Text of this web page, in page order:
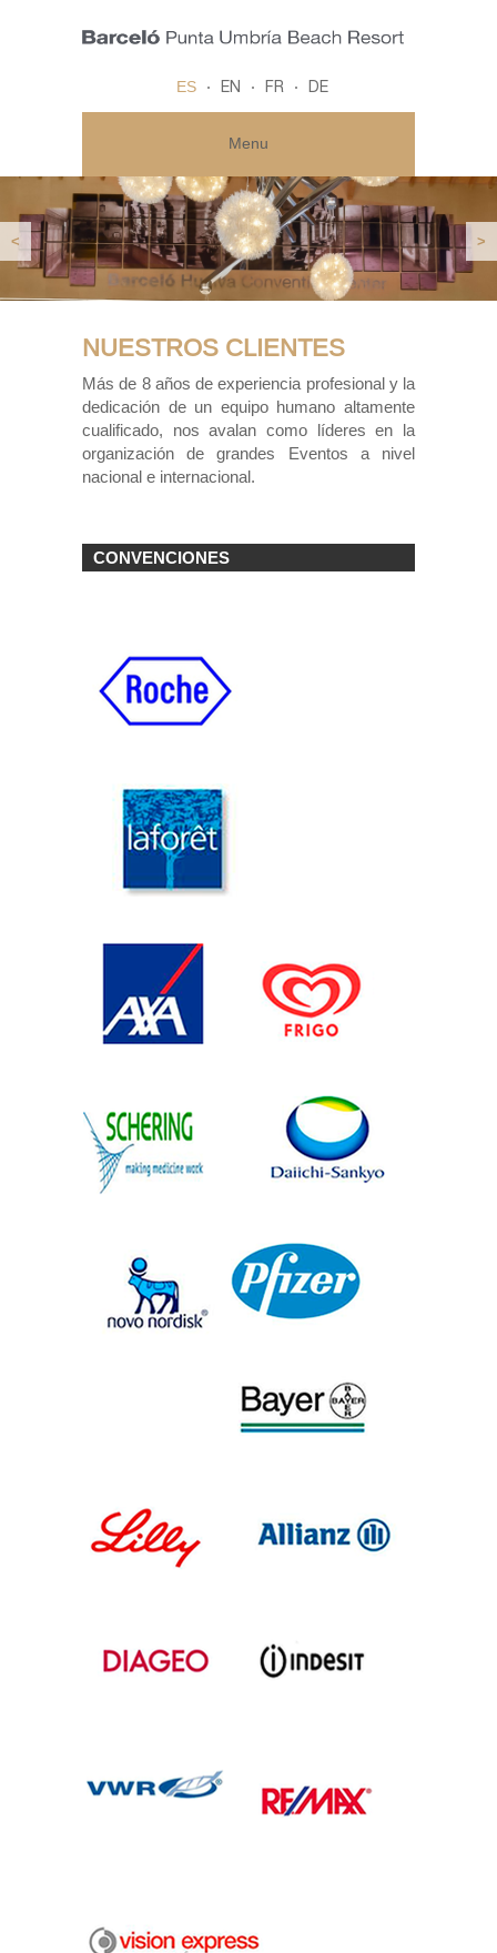
ES EN FR DE
Menu
< >
NUESTROS CLIENTES
Más de 8 años de experiencia profesional y la
dedicación de un equipo humano altamente
cualificado, nos avalan como líderes en la
organización de grandes Eventos a nivel
nacional e internacional.
CONVENCIONES